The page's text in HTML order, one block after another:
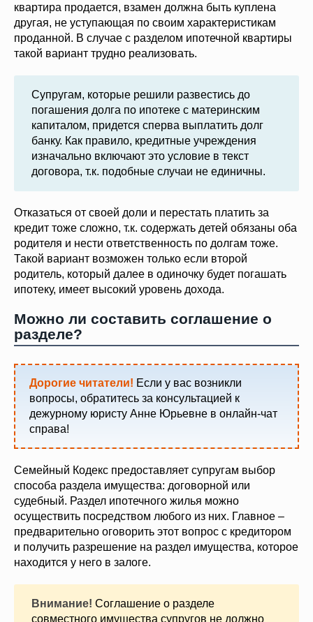
квартира продается, взамен должна быть куплена
другая, не уступающая по своим характеристикам
проданной. В случае с разделом ипотечной квартиры
такой вариант трудно реализовать.
Супругам, которые решили развестись до
погашения долга по ипотеке с материнским
капиталом, придется сперва выплатить долг
банку. Как правило, кредитные учреждения
изначально включают это условие в текст
договора, т.к. подобные случаи не единичны.
Отказаться от своей доли и перестать платить за
кредит тоже сложно, т.к. содержать детей обязаны оба
родителя и нести ответственность по долгам тоже.
Такой вариант возможен только если второй
родитель, который далее в одиночку будет погашать
ипотеку, имеет высокий уровень дохода.
Можно ли составить соглашение о
разделе?
Дорогие читатели! Если у вас возникли
вопросы, обратитесь за консультацией к
дежурному юристу Анне Юрьевне в онлайн-чат
справа!
Семейный Кодекс предоставляет супругам выбор
способа раздела имущества: договорной или
судебный. Раздел ипотечного жилья можно
осуществить посредством любого из них. Главное –
предварительно оговорить этот вопрос с кредитором
и получить разрешение на раздел имущества, которое
находится у него в залоге.
Внимание! Соглашение о разделе
совместного имущества супругов не должно